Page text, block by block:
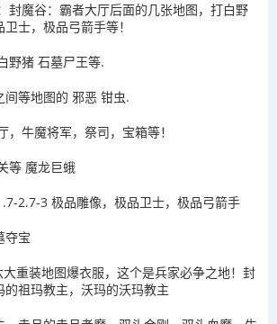
封魔谷：霸者大厅后面的几张地图，打白野
士，极品弓箭手等！
野猪 石墓尸王等.
间等地图的 邪恶 钳虫.
，牛魔将军，祭司，宝箱等！
等 魔龙巨蛾
2.7-3 极品雕像，极品卫士，极品弓箭手
夺宝
大重装地图爆衣服，这个是兵家必争之地！封
的祖玛教主，沃玛的沃玛教主